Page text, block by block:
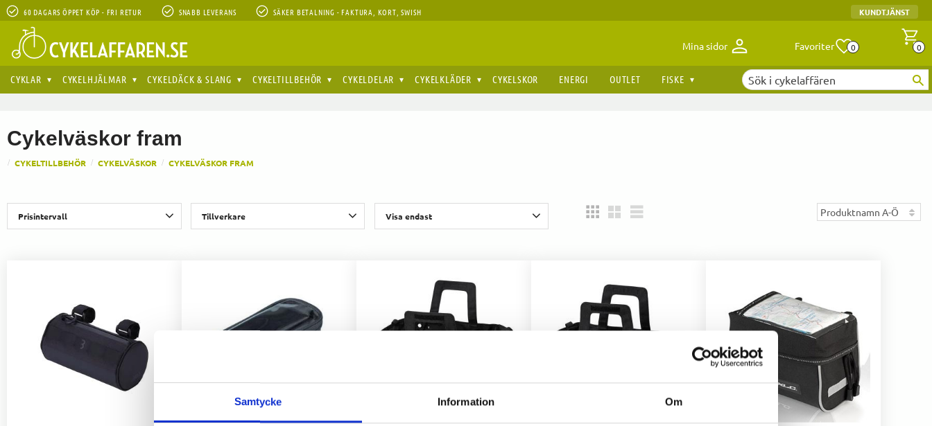
Samtycke Information Om
60 DAGARS ÖPPET KÖP - FRI RETUR SNABB LEVERANS SÄKER BETALNING - FAKTURA, KORT, SWISH KUNDTJÄNST
Mina sidor Favoriter Antal
0 0
CYKLAR CYKELHJÄLMAR CYKELDÄCK & SLANG CYKELTILLBEHÖR CYKELDELAR CYKELKLÄDER CYKELSKOR ENERGI OUTLET FISKE
Cykelväskor fram
CYKELTILLBEHÖR CYKELVÄSKOR CYKELVÄSKOR FRAM
Prisintervall Tillverkare Visa endast